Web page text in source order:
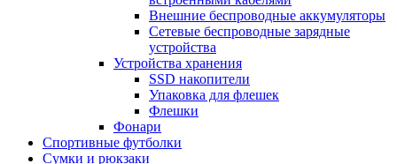
Внешние беспроводные аккумуляторы
Сетевые беспроводные зарядные
устройства
Устройства хранения
SSD накопители
Упаковка для флешек
Флешки
Фонари
Спортивные футболки
Сумки и рюкзаки